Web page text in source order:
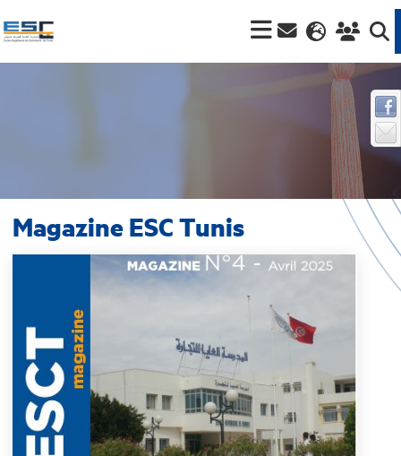
Magazine ESC Tunis